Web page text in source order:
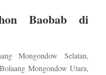
Baobab di
Mongondow Selatan,
Mongondow Utara,